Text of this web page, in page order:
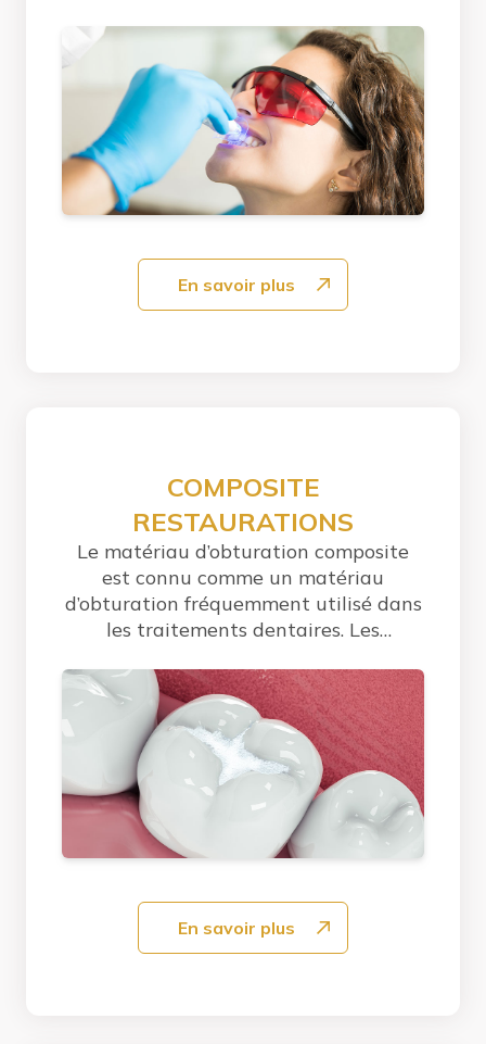
En savoir plus
COMPOSITE
RESTAURATIONS
Le matériau d’obturation composite
est connu comme un matériau
d’obturation fréquemment utilisé dans
les traitements dentaires. Les
En savoir plus